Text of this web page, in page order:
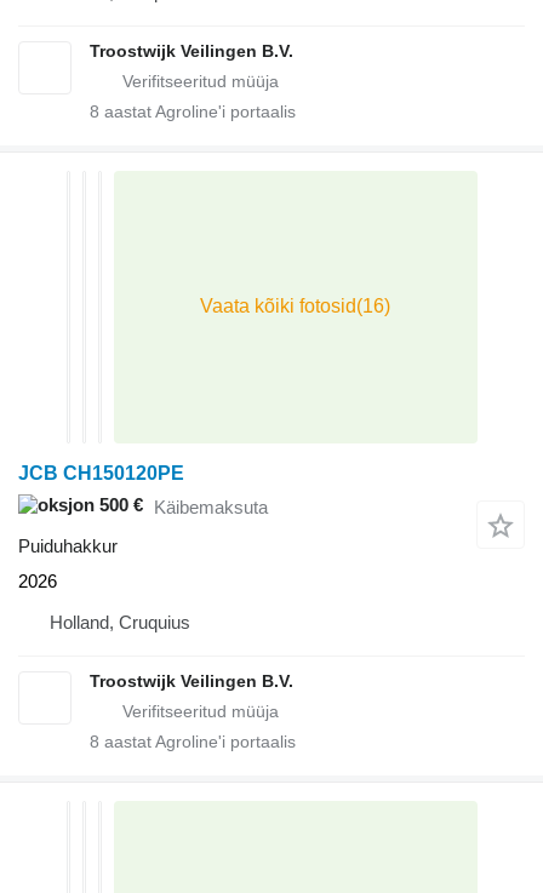
Troostwijk Veilingen B.V.
8 aastat Agroline'i portaalis
JCB CH150120PE
500 € Käibemaksuta
Puiduhakkur
2026
Holland, Cruquius
Troostwijk Veilingen B.V.
8 aastat Agroline'i portaalis